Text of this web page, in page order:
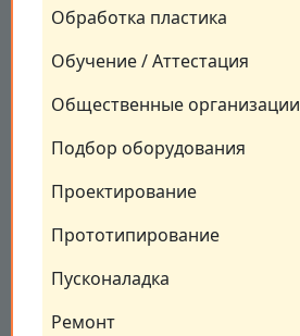
Обработка пластика
Обучение / Аттестация
Общественные организации
Подбор оборудования
Проектирование
Прототипирование
Пусконаладка
Ремонт